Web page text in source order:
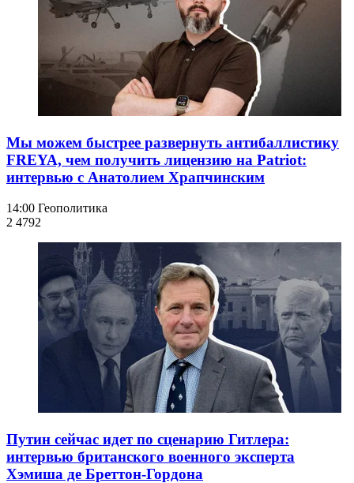
Мы можем быстрее развернуть антибаллистику
FREYA, чем получить лицензию на Patriot:
интервью с Анатолием Храпчинским
14:00 Геополитика
2 4792
Путин сейчас идет по сценарию Гитлера:
интервью британского военного эксперта
Хэмиша де Бреттон-Гордона